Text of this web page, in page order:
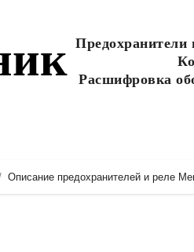
Предохранители
Расшифровка
Описание предохранителей и реле